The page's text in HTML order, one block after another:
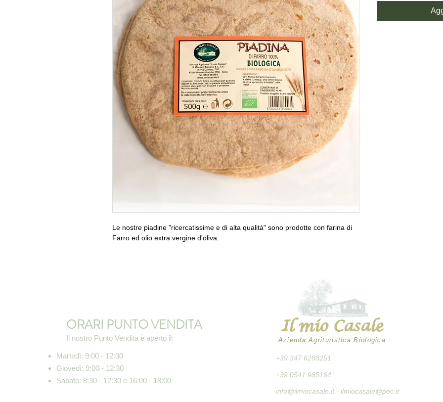
Le nostre piadine "ricercatissime e di alta qualità" sono prodotte con farina di
Farro ed olio extra vergine d'oliva.
ORARI PUNTO VENDITA
Il nostro Punto Vendita è aperto il:
Martedì: 9:00 - 12:30
Giovedì: 9:00 - 12:30
Sabato: 8:30 - 12:30 e 16:00 - 18:00
Azienda Agrituristica Biologica
Il mio Casale
+39 347 6288251
+39 0541 985164
info@ilmiocasale.it - ilmiocasale@pec.it